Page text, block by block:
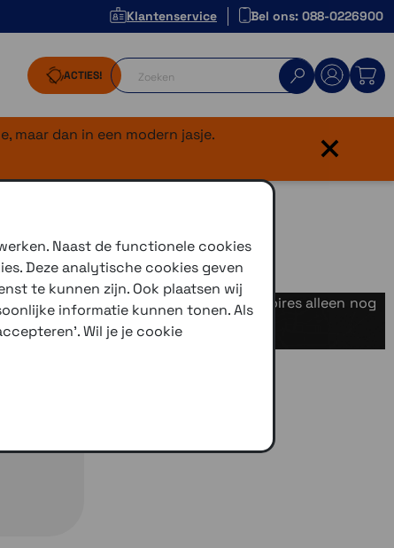
Klantenservice Bel ons: 088-0226900
ACTIES!
maar dan in een modern jasje.
×
wel dat de meeste (nieuwe) accessoires alleen nog
Naast de functionele cookies
Deze analytische cookies geven
te kunnen zijn. Ook plaatsen wij
informatie kunnen tonen. Als
Wil je je cookie